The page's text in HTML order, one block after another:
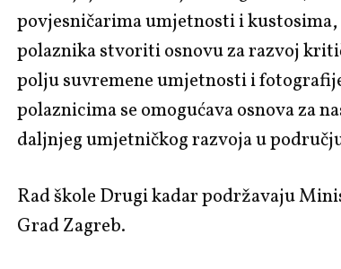
povjesničarima umjetnosti i
polaznika stvoriti osnovu za razvoj
polju suvremene umjetnosti i
polaznicima se omogućava osnova za
daljnjeg umjetničkog razvoja u
Rad škole Drugi kadar podržavaju
Grad Zagreb.